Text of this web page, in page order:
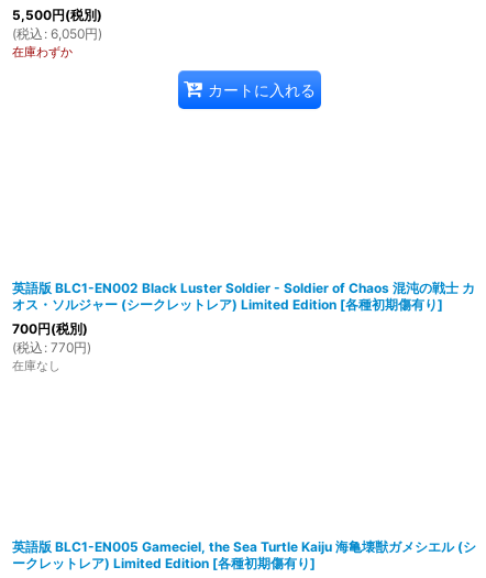
5,500円(税別)
(税込 : 6,050円)
在庫わずか
カートに入れる
英語版 BLC1-EN002 Black Luster Soldier - Soldier of Chaos 混沌の戦士 カ
オス・ソルジャー (シークレットレア) Limited Edition [各種初期傷有り]
700円(税別)
(税込 : 770円)
在庫なし
英語版 BLC1-EN005 Gameciel, the Sea Turtle Kaiju 海亀壊獣ガメシエル (シ
ークレットレア) Limited Edition [各種初期傷有り]